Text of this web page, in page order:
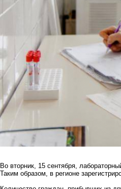
Во вторник, 15 сентября,
Таким образом, в регионе